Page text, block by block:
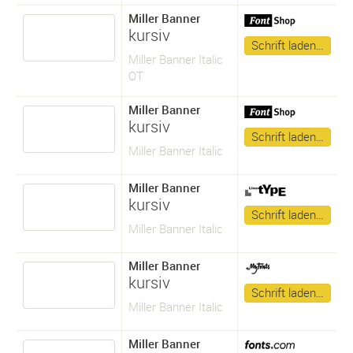
Miller Banner
kursiv
Miller Banner Italic
OT
Schrift laden…
Miller Banner
kursiv
Miller Banner Italic
Schrift laden…
Miller Banner
kursiv
Miller Banner Italic
Schrift laden…
Miller Banner
kursiv
Miller Banner Italic
Schrift laden…
Miller Banner